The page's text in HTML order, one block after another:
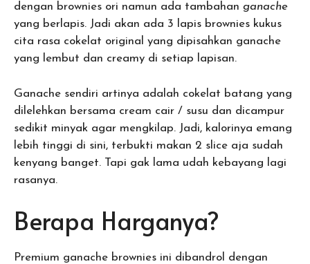
dengan brownies ori namun ada tambahan ganache
yang berlapis. Jadi akan ada 3 lapis brownies kukus
cita rasa cokelat original yang dipisahkan ganache
yang lembut dan creamy di setiap lapisan.
Ganache sendiri artinya adalah cokelat batang yang
dilelehkan bersama cream cair / susu dan dicampur
sedikit minyak agar mengkilap. Jadi, kalorinya emang
lebih tinggi di sini, terbukti makan 2 slice aja sudah
kenyang banget. Tapi gak lama udah kebayang lagi
rasanya.
Berapa Harganya?
Premium ganache brownies ini dibandrol dengan